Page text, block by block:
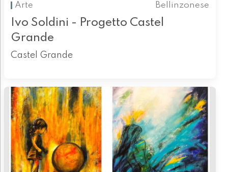
Arte
Bellinzonese
Ivo Soldini - Progetto Castel
Grande
Castel Grande